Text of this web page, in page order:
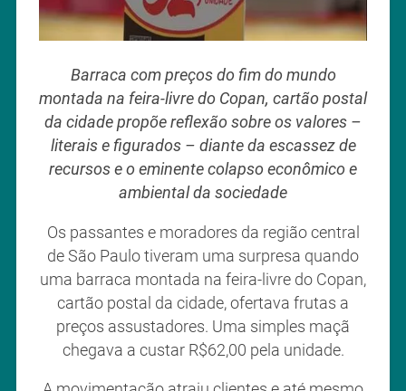
Barraca com preços do fim do mundo
montada na feira-livre do Copan, cartão postal
da cidade propõe reflexão sobre os valores –
literais e figurados – diante da escassez de
recursos e o eminente colapso econômico e
ambiental da sociedade
Os passantes e moradores da região central
de São Paulo tiveram uma surpresa quando
uma barraca montada na feira-livre do Copan,
cartão postal da cidade, ofertava frutas a
preços assustadores. Uma simples maçã
chegava a custar R$62,00 pela unidade.